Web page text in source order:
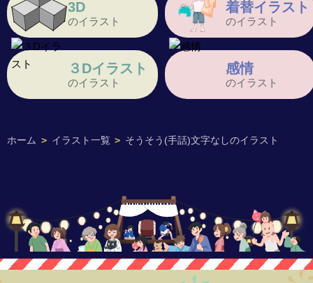
ホーム > イラスト一覧 > そうそう(手話)文字なしのイラスト
3D
のイラスト
着替イラスト
のイラスト
３Dイラスト
のイラスト
感情
のイラスト